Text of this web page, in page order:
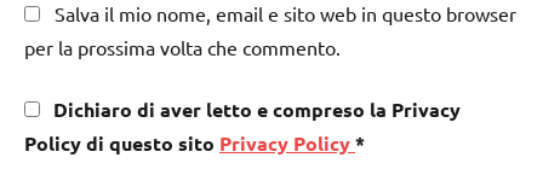
Salva il mio nome, email e sito web in questo browser
per la prossima volta che commento.
Dichiaro di aver letto e compreso la Privacy
Policy di questo sito Privacy Policy*